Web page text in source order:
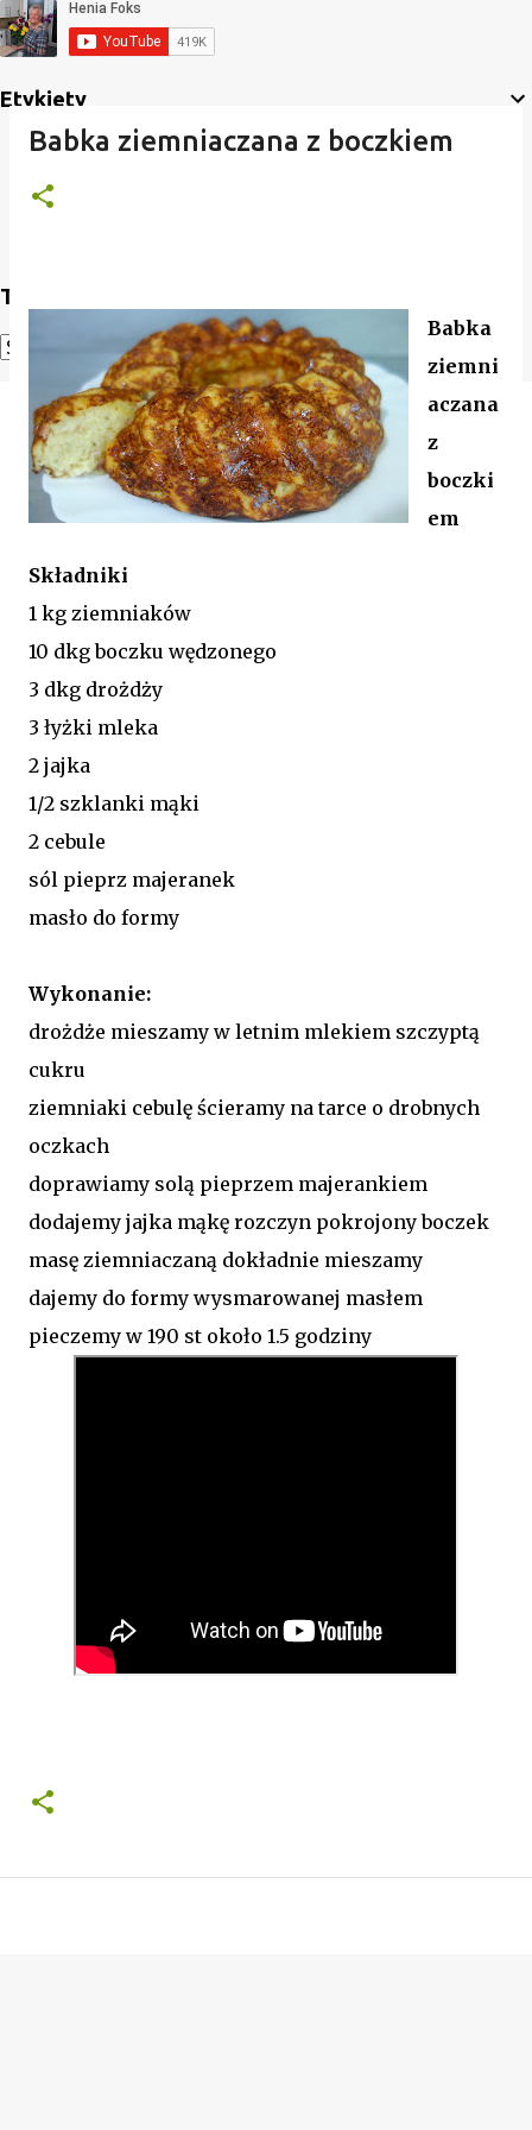
Etykiety
Translate
Powered by Translate
Babka ziemniaczana z boczkiem
Babka
ziemni
aczana
z
boczki
em
Składniki
1 kg ziemniaków
10 dkg boczku wędzonego
3 dkg drożdży
3 łyżki mleka
2 jajka
1/2 szklanki mąki
2 cebule
sól pieprz majeranek
masło do formy
Wykonanie:
drożdże mieszamy w letnim mlekiem szczyptą
cukru
ziemniaki cebulę ścieramy na tarce o drobnych
oczkach
doprawiamy solą pieprzem majerankiem
dodajemy jajka mąkę rozczyn pokrojony boczek
masę ziemniaczaną dokładnie mieszamy
dajemy do formy wysmarowanej masłem
pieczemy w 190 st około 1.5 godziny